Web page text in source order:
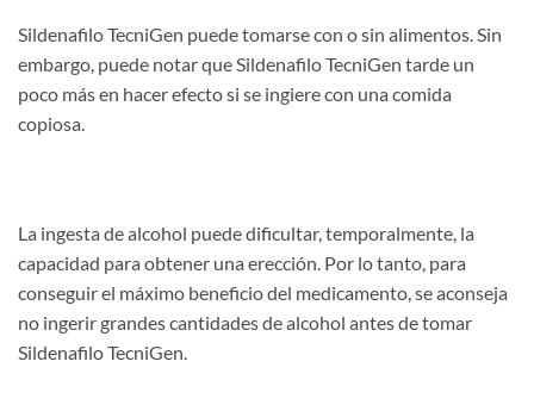
Sildenafilo TecniGen puede tomarse con o sin alimentos. Sin
embargo, puede notar que Sildenafilo TecniGen tarde un
poco más en hacer efecto si se ingiere con una comida
copiosa.
La ingesta de alcohol puede dificultar, temporalmente, la
capacidad para obtener una erección. Por lo tanto, para
conseguir el máximo beneficio del medicamento, se aconseja
no ingerir grandes cantidades de alcohol antes de tomar
Sildenafilo TecniGen.